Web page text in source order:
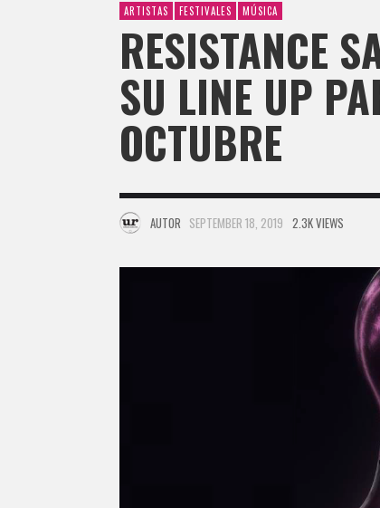
ARTISTAS FESTIVALES MÚSICA
RESISTANCE
SU LINE UP
OCTUBRE
AUTOR SEPTEMBER 18, 2019 2.3K VIEWS